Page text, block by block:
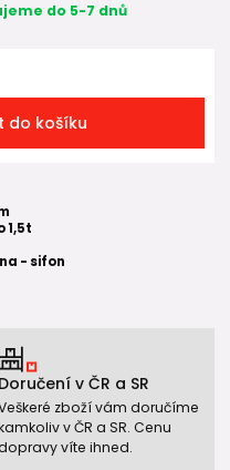
do 5-7 dnů
do košíku
1,5t
- sifon
Doručení v ČR a SR
zboží vám doručíme
v ČR a SR. Cenu
víte ihned.